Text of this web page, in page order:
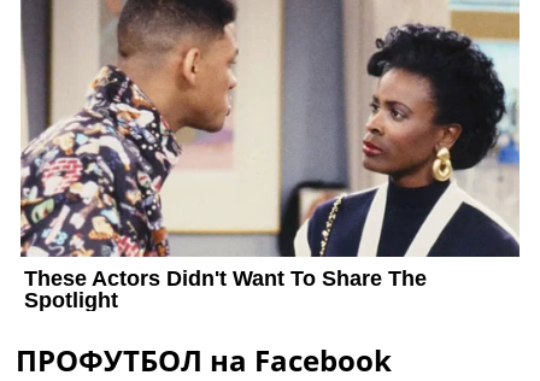
ПРОФУТБОЛ на Facebook